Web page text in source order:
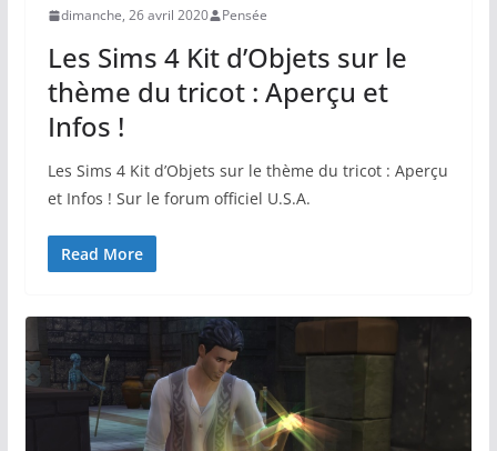
dimanche, 26 avril 2020 Pensée
Les Sims 4 Kit d’Objets sur le
thème du tricot : Aperçu et
Infos !
Les Sims 4 Kit d’Objets sur le thème du tricot : Aperçu
et Infos ! Sur le forum officiel U.S.A.
Read More